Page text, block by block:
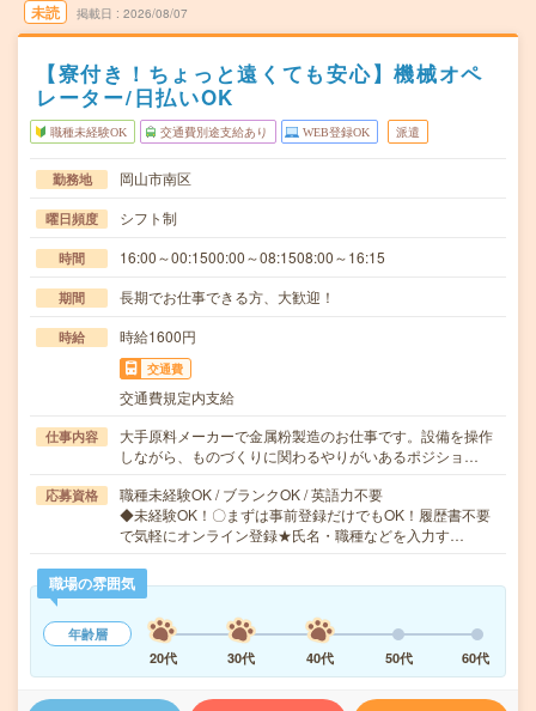
未読 掲載日 2026/08/07
【寮付き！ちょっと遠くても安心】機械オペ
レーター/日払いOK
職種未経験OK 交通費別途支給あり WEB登録OK 派遣
勤務地 岡山市南区
曜日頻度 シフト制
時間 16:00～00:1500:00～08:1508:00～16:15
期間 長期でお仕事できる方、大歓迎！
時給 時給1600円
交通費
交通費規定内支給
仕事内容
大手原料メーカーで金属粉製造のお仕事です。設備を操作
しながら、ものづくりに関わるやりがいあるポジショ…
応募資格
職種未経験OK / ブランクOK / 英語力不要
◆未経験OK！〇まずは事前登録だけでもOK！履歴書不要
で気軽にオンライン登録★氏名・職種などを入力す…
職場の雰囲気
年齢層
20代
30代 40代 50代 60代